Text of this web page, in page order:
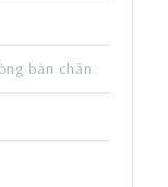
bàn chân